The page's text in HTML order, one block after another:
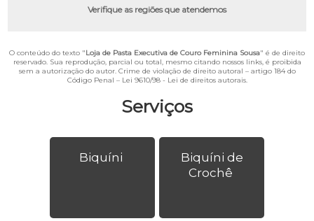
Serviços
Biquíni
Biquíni de
Crochê
Verifique as regiões que atendemos
O conteúdo do texto "Loja de Pasta Executiva de Couro Feminina Sousa" é de direito
reservado. Sua reprodução, parcial ou total, mesmo citando nossos links, é proibida
sem a autorização do autor. Crime de violação de direito autoral – artigo 184 do
Código Penal – Lei 9610/98 - Lei de direitos autorais.